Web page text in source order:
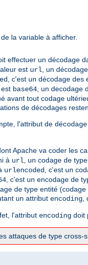
la variable à afficher.
effectuer un décodage
est url , un
, c'est un décodage
base64 , un
avant tout codage
de décodages
l'attribut de décodage
Apache va coder les
à url , un codage de
urlencoded
, c'est un
, c'est un encodage de
de type entité
un attribut encoding
l'attribut encoding doit
attaques de type cross-